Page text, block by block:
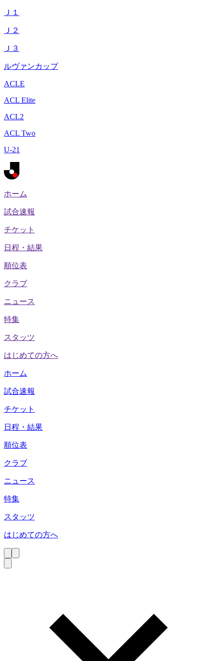
Ｊ１
Ｊ２
Ｊ３
ルヴァンカップ
ACLE
ACL Elite
ACL2
ACL Two
U-21
ホーム
試合速報
チケット
日程・結果
順位表
クラブ
ニュース
特集
スタッツ
はじめての方へ
ホーム
試合速報
チケット
日程・結果
順位表
クラブ
ニュース
特集
スタッツ
はじめての方へ